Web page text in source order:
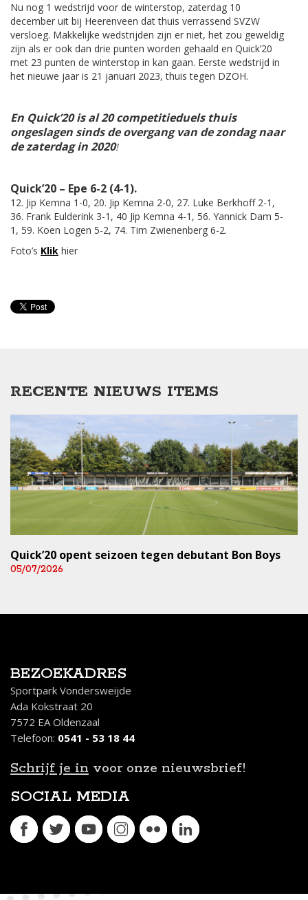
Nu nog 1 wedstrijd voor de winterstop, zaterdag 10
december uit bij Heerenveen dat thuis verrassend SVZW
versloeg. Makkelijke wedstrijden zijn er niet, het zou geweldig
zijn als er ook dan drie punten worden gehaald en Quick’20
met 23 punten de winterstop in kan gaan. Eerste wedstrijd in
het nieuwe jaar is 21 januari 2023, thuis tegen DZOH.
En Quick’20 is al 20 competitieduels thuis
ongeslagen sinds de overgang van de zondag naar
de zaterdag in 2020!
Quick’20 – Epe 6-2 (4-1).
12. Jip Kemna 1-0, 20. Jip Kemna 2-0, 27. Luke Berkhoff 2-1,
36. Frank Eulderink 3-1, 40 Jip Kemna 4-1, 56. Yannick Dam 5-
1, 59. Koen Logen 5-2, 74. Tim Zwienenberg 6-2.
Foto’s Klik hier
RECENTE NIEUWS ITEMS
Quick’20 opent seizoen tegen debutant Bon Boys
05/07/2026
BEZOEKADRES
Sportpark Vondersweijde
Ada Kokstraat 20
7572 EA Oldenzaal
Telefoon: 0541 - 53 18 44
Schrijf je in voor onze nieuwsbrief!
SOCIAL MEDIA